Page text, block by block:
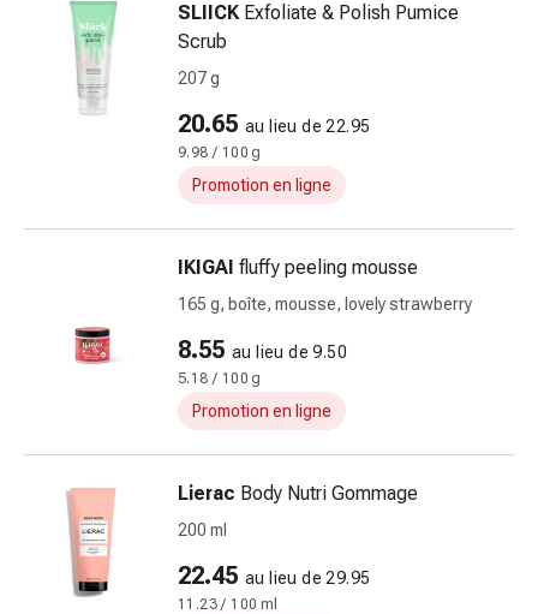
Tampons
médicaux
Yeux
et
Hygiène
auriculaires
Gouttes
pour
Inflammation
oculaire
Pansements
Hygiène
oculaire
Cœur,
SLIICK Exfoliate & Polish Pumice
Scrub
207 g
20.65 au lieu de 22.95
9.98 / 100 g
Promotion en ligne
IKIGAI fluffy peeling mousse
165 g, boîte, mousse, lovely strawberry
8.55 au lieu de 9.50
5.18 / 100 g
Promotion en ligne
Lierac Body Nutri Gommage
200 ml
22.45 au lieu de 29.95
11.23 / 100 ml